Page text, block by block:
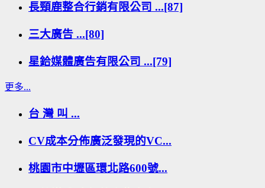
長頸鹿整合行銷有限公司 ...[87]
三大廣告 ...[80]
星鉿媒體廣告有限公司 ...[79]
更多...
台 灣 叫 ...
CV成本分佈廣泛發現的VC...
桃園市中壢區環北路600號...